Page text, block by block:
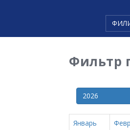
Фильтр
2026
Январь